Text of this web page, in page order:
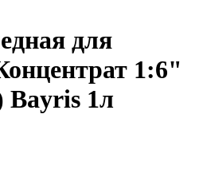
для
1:6"
Bayris 1л